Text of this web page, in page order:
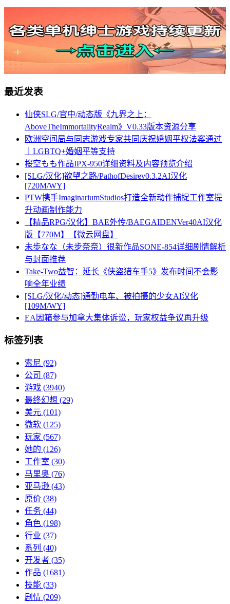
最近发表
仙侠SLG/官中/动态版《九界之上：
AboveTheImmortalityRealm》V0.33版本资源分享
欧洲空间局与同志游戏专家共同庆祝婚姻平权法案通过
｜LGBTQ+婚姻平等支持
桜空もも作品IPX-950详细资料及内容预览介绍
[SLG/汉化]欲望之路/PathofDesirev0.3.2AI汉化
[720M/WY]
PTW携手ImaginariumStudios打造全新动作捕捉工作室提
升动画制作能力
【精品RPG/汉化】BAE外传/BAEGAIDENVer40AI汉化
版【770M】【微云网盘】
未歩なな（未步奈奈）很新作品SONE-854详细剧情解析
与封面推荐
Take-Two益智：延长《侠盗猎车手5》发布时间不会影
响全年业绩
[SLG/汉化/动态]通勤电车、被拍摄的少女AI汉化
[109M/WY]
EA因箱参与加拿大集体诉讼，玩家权益争议再升级
标签列表
索尼 (92)
公司 (87)
游戏 (3940)
最终幻想 (29)
美元 (101)
微软 (125)
玩家 (567)
她的 (126)
工作室 (30)
马里奥 (76)
亚马逊 (43)
原价 (38)
任务 (44)
角色 (198)
行业 (37)
系列 (40)
开发者 (35)
作品 (1681)
技能 (33)
剧情 (209)